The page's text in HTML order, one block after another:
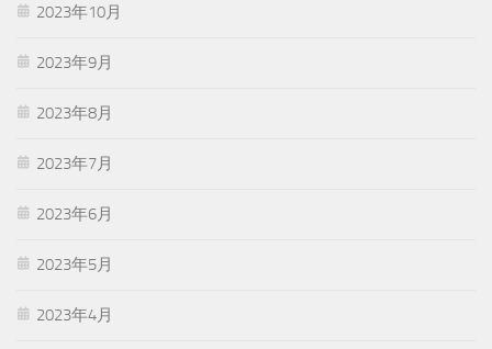
2023年10月
2023年9月
2023年8月
2023年7月
2023年6月
2023年5月
2023年4月